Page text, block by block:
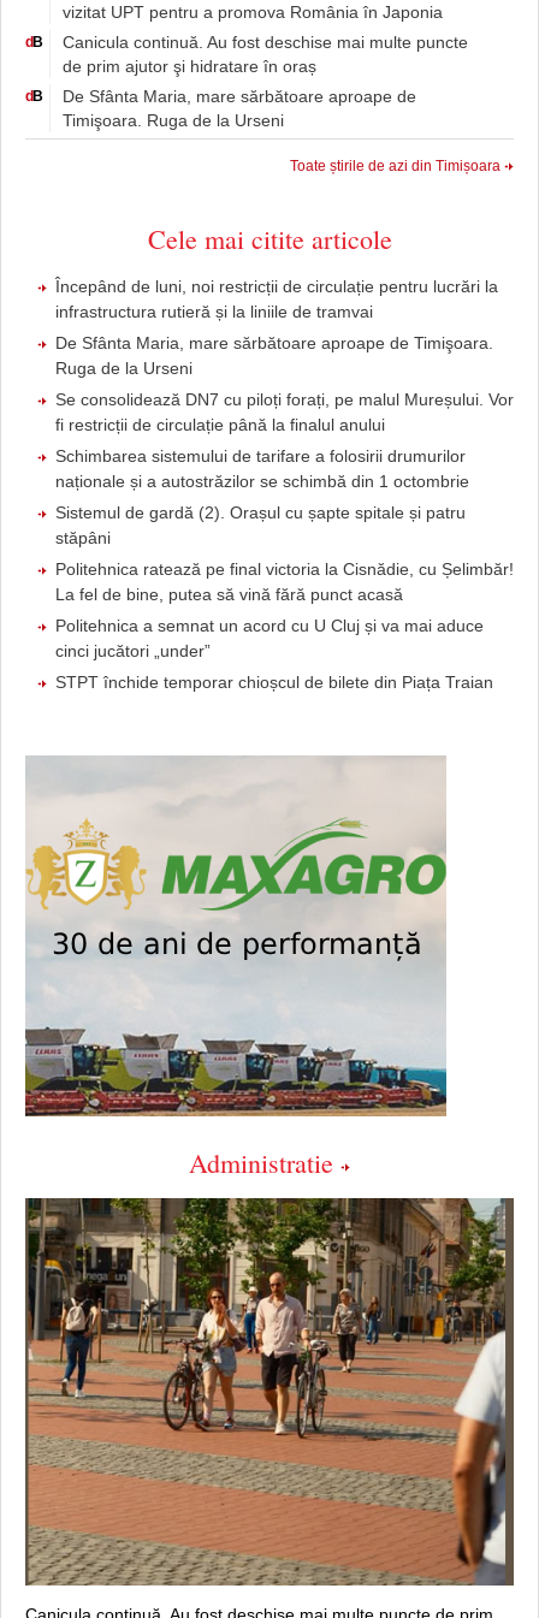
vizitat UPT pentru a promova România în Japonia
d B
Canicula continuă. Au fost deschise mai multe puncte
de prim ajutor şi hidratare în oraș
d B
De Sfânta Maria, mare sărbătoare aproape de
Timişoara. Ruga de la Urseni
Toate știrile de azi din Timișoara
Cele mai citite articole
Începând de luni, noi restricții de circulație pentru lucrări la
infrastructura rutieră și la liniile de tramvai
De Sfânta Maria, mare sărbătoare aproape de Timişoara.
Ruga de la Urseni
Se consolidează DN7 cu piloți forați, pe malul Mureșului. Vor
fi restricții de circulație până la finalul anului
Schimbarea sistemului de tarifare a folosirii drumurilor
naționale și a autostrăzilor se schimbă din 1 octombrie
Sistemul de gardă (2). Orașul cu șapte spitale și patru
stăpâni
Politehnica ratează pe final victoria la Cisnădie, cu Șelimbăr!
La fel de bine, putea să vină fără punct acasă
Politehnica a semnat un acord cu U Cluj și va mai aduce
cinci jucători „under”
STPT închide temporar chioșcul de bilete din Piața Traian
Administratie